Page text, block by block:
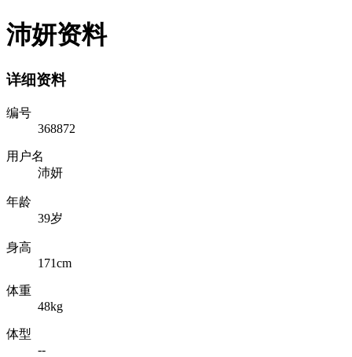
沛妍资料
详细资料
编号
368872
用户名
沛妍
年龄
39岁
身高
171cm
体重
48kg
体型
--